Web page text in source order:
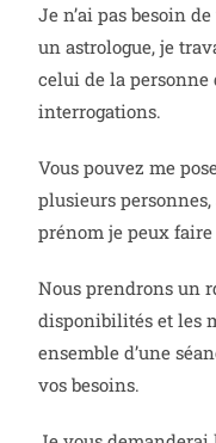
Je n’ai pas besoin
un astrologue, je
celui de la personne
interrogations.
Vous pouvez me
plusieurs
prénom je peux faire
Nous prendrons un
disponibilités et les
ensemble d’une
vos besoins.